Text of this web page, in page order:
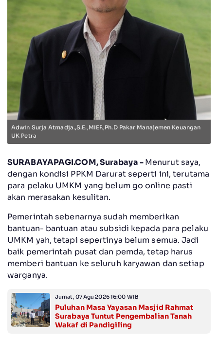
Adwin Surja Atmadja.,S.E.,MIEF.,Ph.D Pakar Manajemen Keuangan
UK Petra
SURABAYAPAGI.COM, Surabaya -Menurut saya,
dengan kondisi PPKM Darurat seperti ini, terutama
para pelaku UMKM yang belum go online pasti
akan merasakan kesulitan.
Pemerintah sebenarnya sudah memberikan
bantuan- bantuan atau subsidi kepada para pelaku
UMKM yah, tetapi sepertinya belum semua. Jadi
baik pemerintah pusat dan pemda, tetap harus
memberi bantuan ke seluruh karyawan dan setiap
warganya.
Jumat, 07 Agu 2026 16:00 WIB
Puluhan Masa Yayasan Masjid Rahmat
Surabaya Tuntut Pengembalian Tanah
Wakaf di Pandigiling